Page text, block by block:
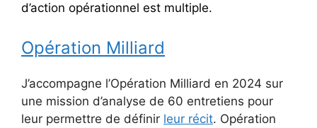
d’action opérationnel est multiple.
Opération Milliard
J’accompagne l’Opération Milliard en 2024 sur
une mission d’analyse de 60 entretiens pour
leur permettre de définir leur récit. Opération